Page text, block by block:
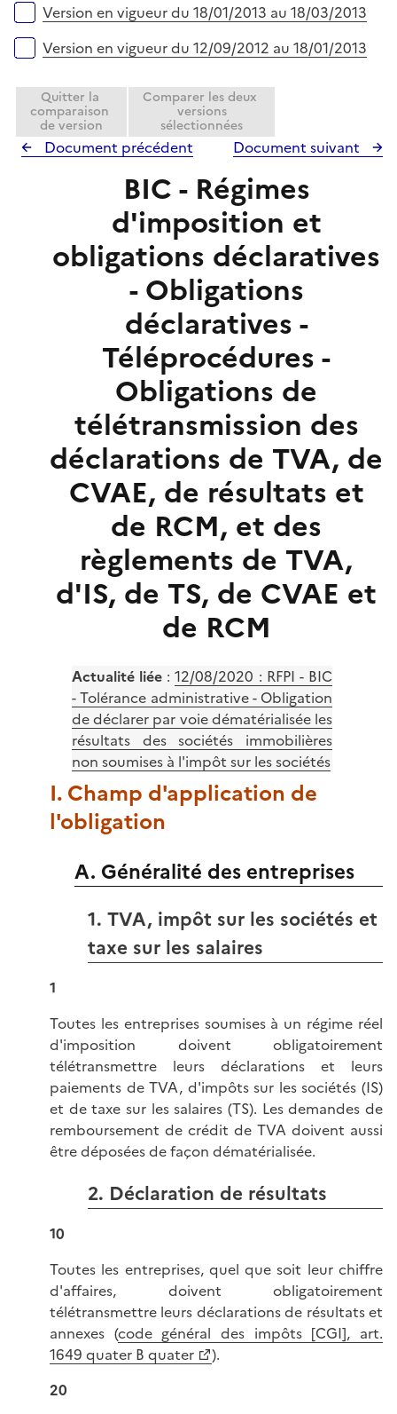
Version en vigueur du 18/01/2013 au 18/03/2013
Version en vigueur du 12/09/2012 au 18/01/2013
Quitter la
comparaison
de version
Comparer les deux
versions
sélectionnées
Document précédent Document suivant
BIC - Régimes
d'imposition et
obligations déclaratives
- Obligations
déclaratives -
Téléprocédures -
Obligations de
télétransmission des
déclarations de TVA, de
CVAE, de résultats et
de RCM, et des
règlements de TVA,
d'IS, de TS, de CVAE et
de RCM
Actualité liée :12/08/2020 : RFPI - BIC
- Tolérance administrative - Obligation
de déclarer par voie dématérialisée les
résultats des sociétés immobilières
non soumises à l'impôt sur les sociétés
I. Champ d'application de
l'obligation
A. Généralité des entreprises
1. TVA, impôt sur les sociétés et
taxe sur les salaires
1
Toutes les entreprises soumises à un régime réel
d'imposition doivent obligatoirement
télétransmettre leurs déclarations et leurs
paiements de TVA, d'impôts sur les sociétés (IS)
et de taxe sur les salaires (TS). Les demandes de
remboursement de crédit de TVA doivent aussi
être déposées de façon dématérialisée.
2. Déclaration de résultats
10
Toutes les entreprises, quel que soit leur chiffre
d'affaires, doivent obligatoirement
télétransmettre leurs déclarations de résultats et
annexes (code général des impôts [CGI], art.
1649 quater B quater
).
20